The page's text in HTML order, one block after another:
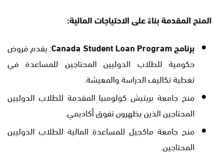
المنح المقدمة بناءً على الاحتياجات المالية:
برنامج Canada Student Loan Program
: يقدم قروض
حكومية للطلاب الدوليين المحتاجين للمساعدة في
تغطية تكاليف الدراسة والمعيشة.
منح جامعة بريتيش كولومبيا المقدمة للطلاب الدوليين
المحتاجين الذين يظهرون تفوق أكاديمي.
منح جامعة ماكجيل للمساعدة المالية للطلاب الدوليين
المحتاجين.